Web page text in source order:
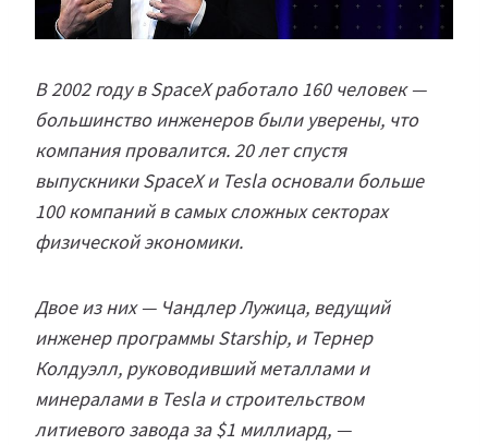
В 2002 году в SpaceX работало 160 человек —
большинство инженеров были уверены, что
компания провалится. 20 лет спустя
выпускники SpaceX и Tesla основали больше
100 компаний в самых сложных секторах
физической экономики.
Двое из них — Чандлер Лужица, ведущий
инженер программы Starship, и Тернер
Колдуэлл, руководивший металлами и
минералами в Tesla и строительством
литиевого завода за $1 миллиард, —